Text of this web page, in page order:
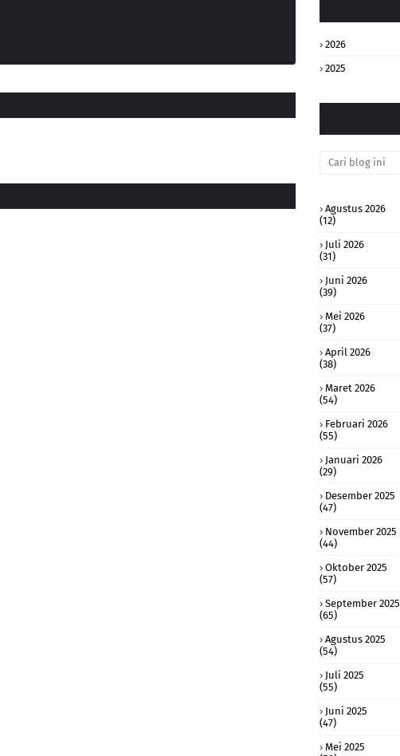
2026
2025
Agustus 2026
(12)
Juli 2026
(31)
Juni 2026
(39)
Mei 2026
(37)
April 2026
(38)
Maret 2026
(54)
Februari 2026
(55)
Januari 2026
(29)
Desember 2025
(47)
November 2025
(44)
Oktober 2025
(57)
September 2025
(65)
Agustus 2025
(54)
Juli 2025
(55)
Juni 2025
(47)
Mei 2025